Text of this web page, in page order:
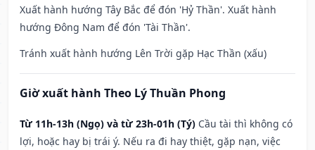
Xuất hành hướng Tây Bắc để đón 'Hỷ Thần'. Xuất hành
hướng Đông Nam để đón 'Tài Thần'.
Tránh xuất hành hướng Lên Trời gặp Hạc Thần (xấu)
Giờ xuất hành Theo Lý Thuần Phong
Từ 11h-13h (Ngọ) và từ 23h-01h (Tý) Cầu tài thì không có
lợi, hoặc hay bị trái ý. Nếu ra đi hay thiệt, gặp nạn, việc